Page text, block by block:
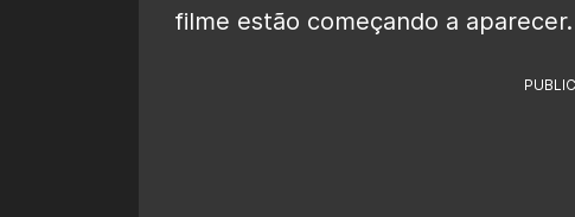
filme estão começando a